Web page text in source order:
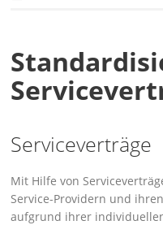
Serviceverträge
Mit Hilfe von
Service-Providern und
aufgrund ihrer